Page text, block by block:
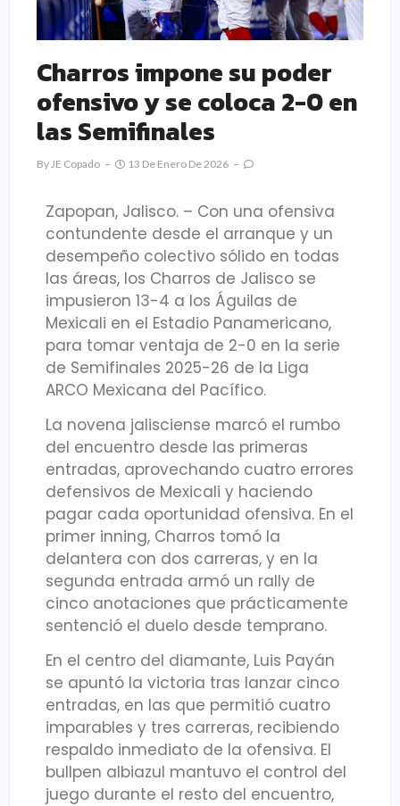
Charros impone su poder
ofensivo y se coloca 2-0 en
las Semifinales
By JE Copado 13 De Enero De 2026
Zapopan, Jalisco. – Con una ofensiva
contundente desde el arranque y un
desempeño colectivo sólido en todas
las áreas, los Charros de Jalisco se
impusieron 13-4 a los Águilas de
Mexicali en el Estadio Panamericano,
para tomar ventaja de 2-0 en la serie
de Semifinales 2025-26 de la Liga
ARCO Mexicana del Pacífico.
La novena jalisciense marcó el rumbo
del encuentro desde las primeras
entradas, aprovechando cuatro errores
defensivos de Mexicali y haciendo
pagar cada oportunidad ofensiva. En el
primer inning, Charros tomó la
delantera con dos carreras, y en la
segunda entrada armó un rally de
cinco anotaciones que prácticamente
sentenció el duelo desde temprano.
En el centro del diamante, Luis Payán
se apuntó la victoria tras lanzar cinco
entradas, en las que permitió cuatro
imparables y tres carreras, recibiendo
respaldo inmediato de la ofensiva. El
bullpen albiazul mantuvo el control del
juego durante el resto del encuentro,